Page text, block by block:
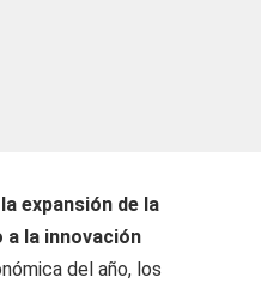
expansión de la
a la innovación
del año, los